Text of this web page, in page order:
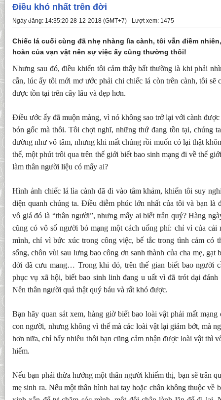
Điều khó nhất trên đời
Ngày đăng: 14:35:20 28-12-2018 (GMT+7) - Lượt xem: 1475
Chiếc lá cuối cùng đã nhẹ nhàng lìa cành, tôi vẫn điềm
hoàn của vạn vật nên sự việc ấy cũng thường thôi!
Nhưng sau đó, điều khiến tôi cảm thấy bất thường là khi phải
cằn, lúc ấy tôi mới mơ ước phải chi chiếc lá còn trên cành, tôi sẽ
được tồn tại trên cây lâu và đẹp hơn.
Điều ước ấy đã muộn màng, vì nó không sao trở lại với cành
bón gốc mà thôi. Tôi chợt nghĩ, những thứ đang tồn tại, chúng
dường như vô tâm, nhưng khi mất chúng rồi muốn có lại thật
thế, một phút trôi qua trên thế giới biết bao sinh mạng đi về thế
làm thân người liệu có mấy ai?
Hình ảnh chiếc lá lìa cành đã đi vào tâm khảm, khiến tôi suy
diện quanh chúng ta. Điều diễm phúc lớn nhất của tôi và bạn là
vô giá đó là “thân người”, nhưng mấy ai biết trân quý? Hàng
cũng có vô số người bỏ mạng một cách uổng phí: chỉ vì của cải
mình, chỉ vì bức xúc trong công việc, bế tắc trong tình cảm có
sống, chôn vùi sau lưng bao công ơn sanh thành của cha mẹ, gạt
đời đã cưu mang… Trong khi đó, trên thế gian biết bao người
phục vụ xã hội, biết bao sinh linh đang u uất vì đã trót dại
Nên thân người quả thật quý báu và rất khó được.
Bạn hãy quan sát xem, hàng giờ biết bao loài vật phải mất
con người, nhưng không vì thế mà các loài vật lại giảm bớt, mà
hơn nữa, chỉ bấy nhiêu thôi bạn cũng cảm nhận được loài vật thì
hiếm.
Nếu bạn phải thừa hưởng một thân người khiếm thị, bạn sẽ trân
mẹ sinh ra. Nếu một thân hình hai tay hoặc chân không thuộc về